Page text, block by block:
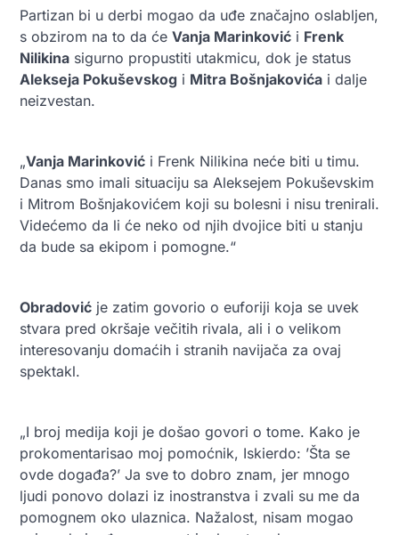
Partizan bi u derbi mogao da uđe značajno oslabljen,
s obzirom na to da će Vanja Marinković i Frenk
Nilikina sigurno propustiti utakmicu, dok je status
Alekseja Pokuševskog i Mitra Bošnjakovića i dalje
neizvestan.
„Vanja Marinković i Frenk Nilikina neće biti u timu.
Danas smo imali situaciju sa Aleksejem Pokuševskim
i Mitrom Bošnjakovićem koji su bolesni i nisu trenirali.
Videćemo da li će neko od njih dvojice biti u stanju
da bude sa ekipom i pomogne.“
Obradović je zatim govorio o euforiji koja se uvek
stvara pred okršaje večitih rivala, ali i o velikom
interesovanju domaćih i stranih navijača za ovaj
spektakl.
„I broj medija koji je došao govori o tome. Kako je
prokomentarisao moj pomoćnik, Iskierdo: ’Šta se
ovde događa?’ Ja sve to dobro znam, jer mnogo
ljudi ponovo dolazi iz inostranstva i zvali su me da
pomognem oko ulaznica. Nažalost, nisam mogao